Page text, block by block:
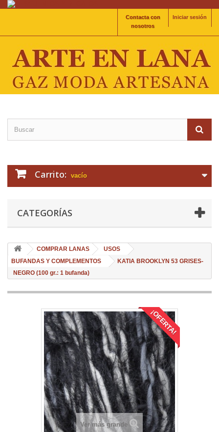
Iniciar sesión
Contacta con
nosotros
Carrito: vacío
CATEGORÍAS
COMPRAR LANAS
USOS
BUFANDAS Y COMPLEMENTOS
KATIA BROOKLYN 53 GRISES-
NEGRO (100 gr.: 1 bufanda)
¡OFERTA!
Ver más grande